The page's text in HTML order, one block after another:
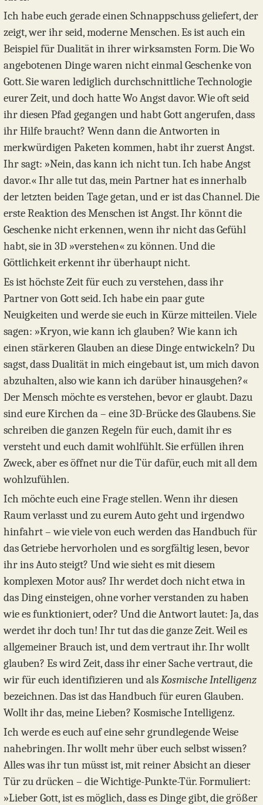
Ich habe euch gerade einen Schnappschuss geliefert, der
zeigt, wer ihr seid, moderne Menschen. Es ist auch ein
Beispiel für Dualität in ihrer wirksamsten Form. Die Wo
angebotenen Dinge waren nicht einmal Geschenke von
Gott. Sie waren lediglich durchschnittliche Technologie
eurer Zeit, und doch hatte Wo Angst davor. Wie oft seid
ihr diesen Pfad gegangen und habt Gott angerufen, dass
ihr Hilfe braucht? Wenn dann die Antworten in
merkwürdigen Paketen kommen, habt ihr zuerst Angst.
Ihr sagt: »Nein, das kann ich nicht tun. Ich habe Angst
davor.« Ihr alle tut das, mein Partner hat es innerhalb
der letzten beiden Tage getan, und er ist das Channel. Die
erste Reaktion des Menschen ist Angst. Ihr könnt die
Geschenke nicht erkennen, wenn ihr nicht das Gefühl
habt, sie in 3D »verstehen« zu können. Und die
Göttlichkeit erkennt ihr überhaupt nicht.
Es ist höchste Zeit für euch zu verstehen, dass ihr
Partner von Gott seid. Ich habe ein paar gute
Neuigkeiten und werde sie euch in Kürze mitteilen. Viele
sagen: »Kryon, wie kann ich glauben? Wie kann ich
einen stärkeren Glauben an diese Dinge entwickeln? Du
sagst, dass Dualität in mich eingebaut ist, um mich davon
abzuhalten, also wie kann ich darüber hinausgehen?«
Der Mensch möchte es verstehen, bevor er glaubt. Dazu
sind eure Kirchen da – eine 3D-Brücke des Glaubens. Sie
schreiben die ganzen Regeln für euch, damit ihr es
versteht und euch damit wohlfühlt. Sie erfüllen ihren
Zweck, aber es öffnet nur die Tür dafür, euch mit all dem
wohlzufühlen.
Ich möchte euch eine Frage stellen. Wenn ihr diesen
Raum verlasst und zu eurem Auto geht und irgendwo
hinfahrt – wie viele von euch werden das Handbuch für
das Getriebe hervorholen und es sorgfältig lesen, bevor
ihr ins Auto steigt? Und wie sieht es mit diesem
komplexen Motor aus? Ihr werdet doch nicht etwa in
das Ding einsteigen, ohne vorher verstanden zu haben
wie es funktioniert, oder? Und die Antwort lautet: Ja, das
werdet ihr doch tun! Ihr tut das die ganze Zeit. Weil es
allgemeiner Brauch ist, und dem vertraut ihr. Ihr wollt
glauben? Es wird Zeit, dass ihr einer Sache vertraut, die
wir für euch identifizieren und alsKosmische Intelligenz
bezeichnen. Das ist das Handbuch für euren Glauben.
Wollt ihr das, meine Lieben? Kosmische Intelligenz.
Ich werde es euch auf eine sehr grundlegende Weise
nahebringen. Ihr wollt mehr über euch selbst wissen?
Alles was ihr tun müsst ist, mit reiner Absicht an dieser
Tür zu drücken – die Wichtige-Punkte-Tür. Formuliert:
»Lieber Gott, ist es möglich, dass es Dinge gibt, die größer